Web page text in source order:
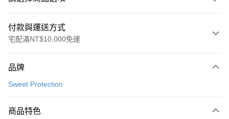
付款與運送方式
宅配滿NT$10,000免運
信用卡一次付款
Apple Pay
品牌
Sweet Protection
商品特色